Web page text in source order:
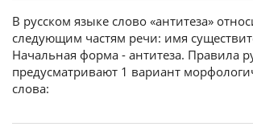
В русском языке слово «антитеза»
следующим частям речи: имя
Начальная форма - антитеза. Правила
предусматривают 1 вариант
слова: